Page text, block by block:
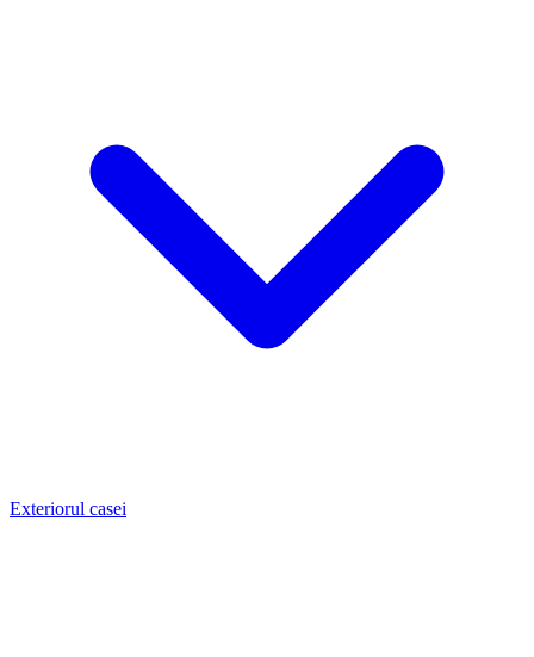
Exteriorul casei